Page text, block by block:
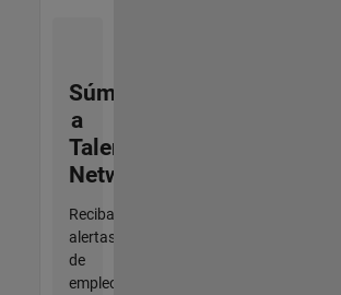
Súmese
a
Talent
Network
Reciba
alertas
de
empleo